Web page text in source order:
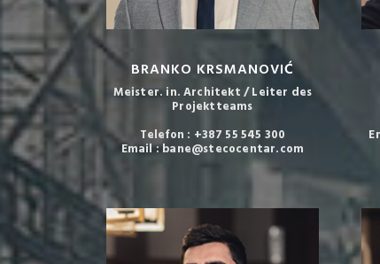
BRANKO KRSMANOVIĆ
Meister. in. Architekt / Leiter des
Projektteams
Telefon : +387 55 545 300
Email : bane@stecocentar.com